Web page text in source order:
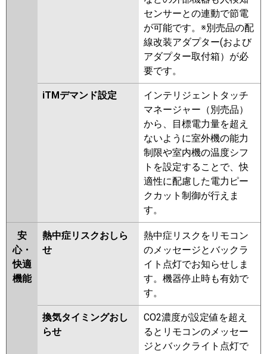
センサーとの連動で節電
が可能です。※別売品の配
線改装アダプター(および
アダプター取付箱）が必
要です。
iTMデマンド設定
インテリジェントタッチ
マネージャー（別売品）
から、目標電力量を超え
ないように室外機の能力
制限や室内機の温度シフ
トを設定することで、快
適性に配慮した電力ピー
クカット制御が行えま
す。
安
心・
快適
機能
熱中症リスクおしら
せ
熱中症リスクをリモコン
のメッセージとバックラ
イト点灯でお知らせしま
す。機器停止時も有効で
す。
換気タイミングおし
らせ
CO2濃度が設定値を超え
るとリモコンのメッセー
ジとバックライト点灯で